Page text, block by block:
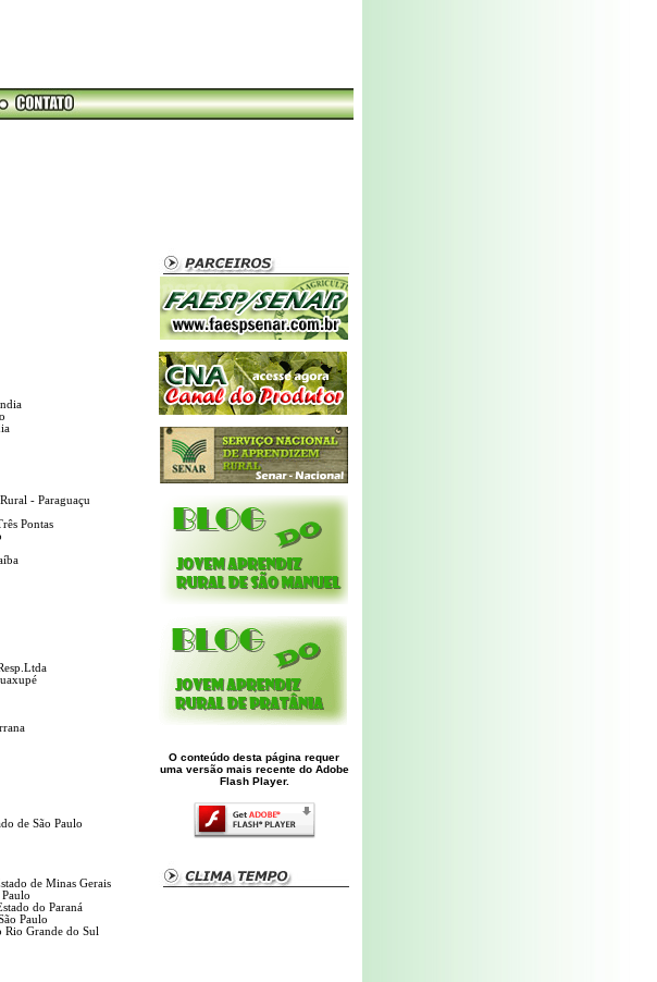
- Paraguaçu
Pontas
de São Paulo
de Minas Gerais
do Paraná
Paulo
Rio Grande do Sul
O conteúdo desta página requer
uma versão mais recente do Adobe
Flash Player.